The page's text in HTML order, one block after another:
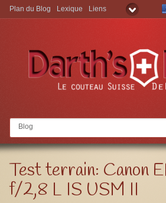
Aller à:
Plan du Blog Lexique Liens
Test terrain: Canon
f/2,8 L IS USM II